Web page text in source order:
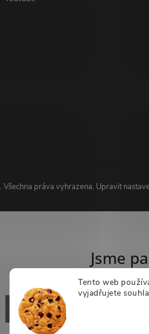
Tento web
vyjadřujete
. Všechna práva vyhrazena. Upravit
Jsme